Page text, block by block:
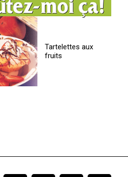
Tartelettes aux
fruits